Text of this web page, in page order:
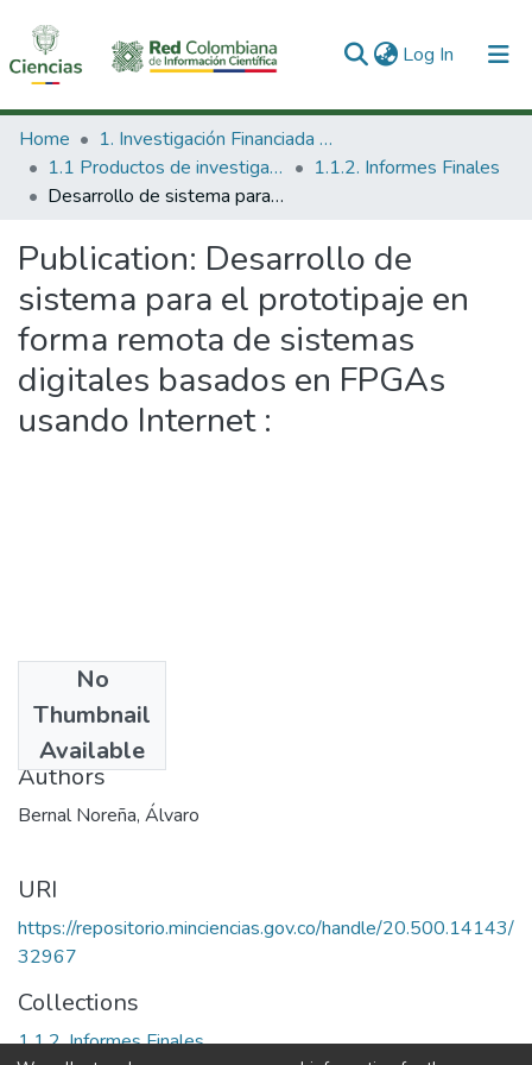
Log In (current)
Communities & Collections
All of DSpace
Home
1. Investigación Financiada con Recursos Públicos
1.1 Productos de investigación
1.1.2. Informes Finales
Desarrollo de sistema para el prototipaje en forma remota de sistemas digitales basados en FPGAs usando Internet :
Publication: Desarrollo de
sistema para el prototipaje en
forma remota de sistemas
digitales basados en FPGAs
usando Internet :
No
Thumbnail
Available
2004
Authors
Bernal Noreña, Álvaro
URI
https://repositorio.minciencias.gov.co/handle/20.500.14143/
32967
Collections
1.1.2. Informes Finales